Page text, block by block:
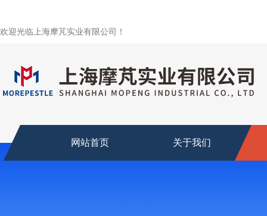
欢迎光临上海摩芃实业有限公司！
网站首页 关于我们